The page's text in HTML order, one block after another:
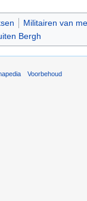
Militairen van
Bergh
Voorbehoud